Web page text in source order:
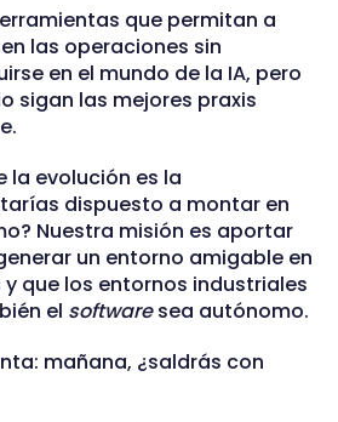
que permitan a
las operaciones sin
en el mundo de la IA, pero
sigan las mejores praxis
la evolución es la
dispuesto a montar en
Nuestra misión es aportar
un entorno amigable en
que los entornos industriales
el softwaresea autónomo.
mañana, ¿saldrás con